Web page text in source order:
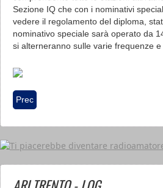
Sezione IQ che con i nominativi
vedere il regolamento del diploma,
nominativo speciale sarà operato da
si alterneranno sulle varie frequenze e
Articolo precedente: Prove di sintonia
Prec